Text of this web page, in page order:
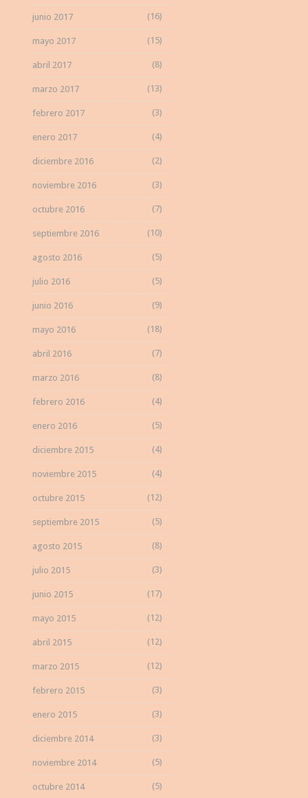
junio 2017 (16)
mayo 2017 (15)
abril 2017 (8)
marzo 2017 (13)
febrero 2017 (3)
enero 2017 (4)
diciembre 2016 (2)
noviembre 2016 (3)
octubre 2016 (7)
septiembre 2016 (10)
agosto 2016 (5)
julio 2016 (5)
junio 2016 (9)
mayo 2016 (18)
abril 2016 (7)
marzo 2016 (8)
febrero 2016 (4)
enero 2016 (5)
diciembre 2015 (4)
noviembre 2015 (4)
octubre 2015 (12)
septiembre 2015 (5)
agosto 2015 (8)
julio 2015 (3)
junio 2015 (17)
mayo 2015 (12)
abril 2015 (12)
marzo 2015 (12)
febrero 2015 (3)
enero 2015 (3)
diciembre 2014 (3)
noviembre 2014 (5)
octubre 2014 (5)